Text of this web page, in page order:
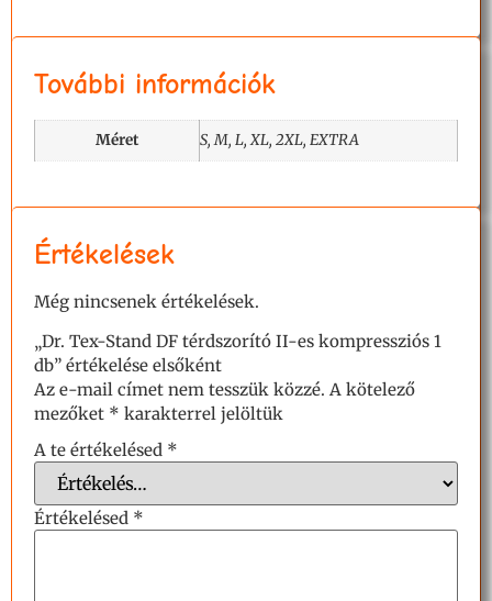
További információk
Méret S, M, L, XL, 2XL, EXTRA
Értékelések
Még nincsenek értékelések.
„Dr. Tex-Stand DF térdszorító II-es kompressziós 1
db” értékelése elsőként
Az e-mail címet nem tesszük közzé. A kötelező
mezőket * karakterrel jelöltük
A te értékelésed *
Értékelésed *